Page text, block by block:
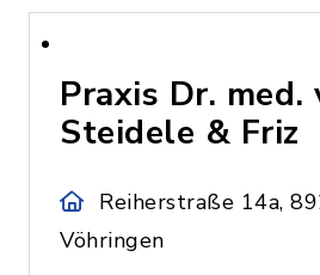
Praxis Dr. med.
Steidele & Friz
Reiherstraße 14a,
Vöhringen